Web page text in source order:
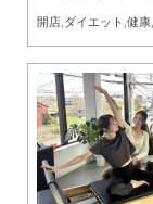
開店 ダイエット 健康